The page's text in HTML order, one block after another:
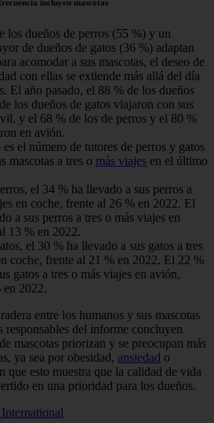
incluyen mascotas
los dueños de perros (55 %) y un
de dueños de gatos (36 %) adaptan
acomodar a sus mascotas, el deseo de
con ellas se extiende más allá del día
El año pasado, el 88 % de los dueños
los dueños de gatos viajaron con sus
y el 68 % de los de perros y el 80 %
en avión.
el número de tutores de perros y gatos
mascotas a tres o más viajes en el último
el 34 % ha llevado a sus perros a
en coche, frente al 26 % en 2022. El
a sus perros a tres o más viajes en
13 % en 2022.
el 30 % ha llevado a sus gatos a tres
coche, frente al 21 % en 2022. El 22 %
gatos a tres o más viajes en avión,
en 2022.
entre los humanos y sus mascotas
responsables del informe concluyen
mascotas priorizan y se preocupan más
ya sea por obesidad, ansiedad o
que esto muestra que la calidad de vida
en una prioridad para los dueños.